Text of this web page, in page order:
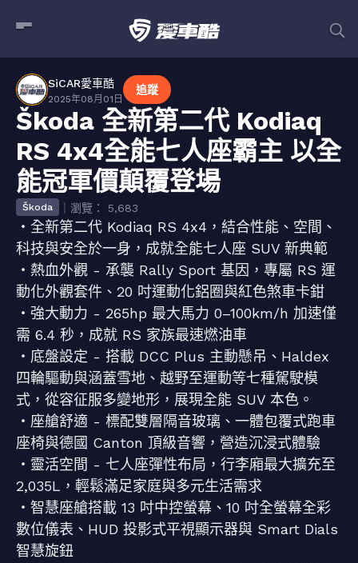
SiCAR愛車酷
2025年08月01日
追蹤
Škoda 全新第二代 Kodiaq
RS 4x4全能七人座霸主 以全
能冠軍價顛覆登場
Škoda ｜瀏覽： 5,683
・全新第二代 Kodiaq RS 4x4，結合性能、空間、
科技與安全於一身，成就全能七人座 SUV 新典範
・熱血外觀 - 承襲 Rally Sport 基因，專屬 RS 運
動化外觀套件、20 吋運動化鋁圈與紅色煞車卡鉗
・強大動力 - 265hp 最大馬力 0–100km/h 加速僅
需 6.4 秒，成就 RS 家族最速燃油車
・底盤設定 - 搭載 DCC Plus 主動懸吊、Haldex
四輪驅動與涵蓋雪地、越野至運動等七種駕駛模
式，從容征服多變地形，展現全能 SUV 本色。
・座艙舒適 - 標配雙層隔音玻璃、一體包覆式跑車
座椅與德國 Canton 頂級音響，營造沉浸式體驗
・靈活空間 - 七人座彈性布局，行李廂最大擴充至
2,035L，輕鬆滿足家庭與多元生活需求
・智慧座艙搭載 13 吋中控螢幕、10 吋全螢幕全彩
數位儀表、HUD 投影式平視顯示器與 Smart Dials
智慧旋鈕